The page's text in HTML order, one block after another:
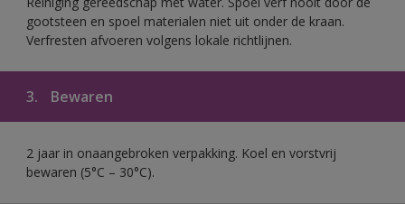
gootsteen en spoel materialen niet uit onder de kraan.
Verfresten afvoeren volgens lokale richtlijnen.
3. Bewaren
2 jaar in onaangebroken verpakking. Koel en vorstvrij
bewaren (5°C – 30°C).